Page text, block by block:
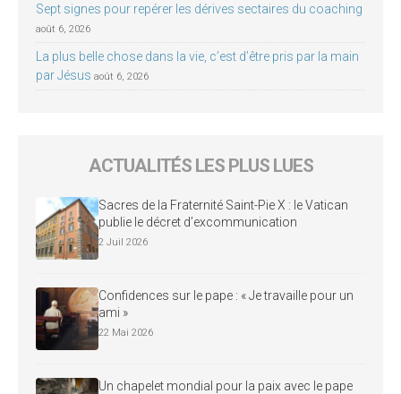
Sept signes pour repérer les dérives sectaires du coaching
août 6, 2026
La plus belle chose dans la vie, c’est d’être pris par la main
par Jésus août 6, 2026
ACTUALITÉS LES PLUS LUES
Sacres de la Fraternité Saint-Pie X : le Vatican
publie le décret d’excommunication
2 Juil 2026
Confidences sur le pape : « Je travaille pour un
ami »
22 Mai 2026
Un chapelet mondial pour la paix avec le pape